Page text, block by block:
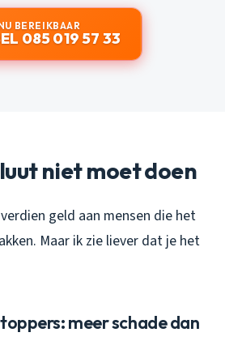
BEREIKBAAR
085 019 57 33
niet moet doen
geld aan mensen die het
Maar ik zie liever dat je het
meer schade dan